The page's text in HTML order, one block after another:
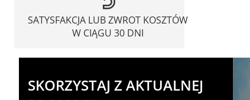
SATYSFAKCJA LUB ZWROT KOSZTÓW
W CIĄGU 30 DNI
SKORZYSTAJ Z AKTUALNEJ